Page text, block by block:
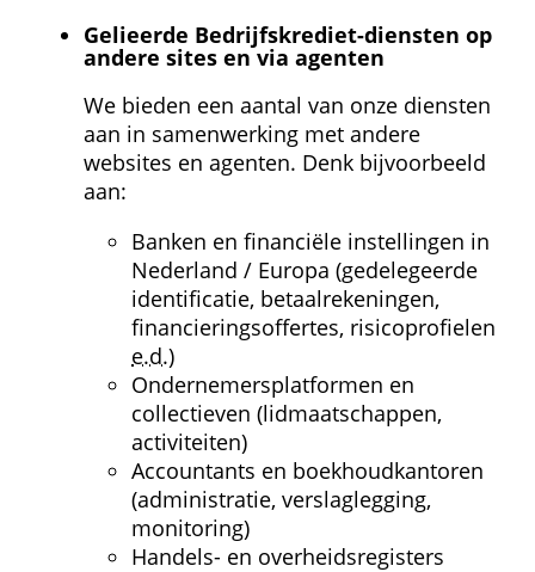
Gelieerde Bedrijfskrediet-diensten op
andere sites en via agenten
We bieden een aantal van onze diensten
aan in samenwerking met andere
websites en agenten. Denk bijvoorbeeld
aan:
Banken en financiële instellingen in
Nederland / Europa (gedelegeerde
identificatie, betaalrekeningen,
financierings­offertes, risicoprofielen
e.d.)
Ondernemers­platformen en
collectieven (lidmaatschappen,
activiteiten)
Accountants en boekhoudkantoren
(administratie, verslaglegging,
monitoring)
Handels- en overheids­registers